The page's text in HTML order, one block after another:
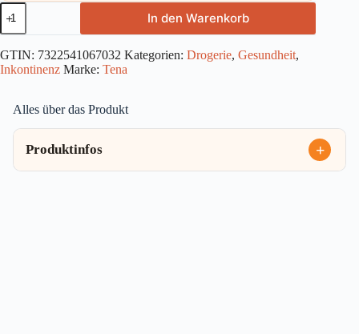
Tena
Discreet
Extra
Einlagen
10ST
Menge
In den Warenkorb
GTIN: 7322541067032 Kategorien: Drogerie, Gesundheit,
Inkontinenz Marke: Tena
Alles über das Produkt
Produktinfos